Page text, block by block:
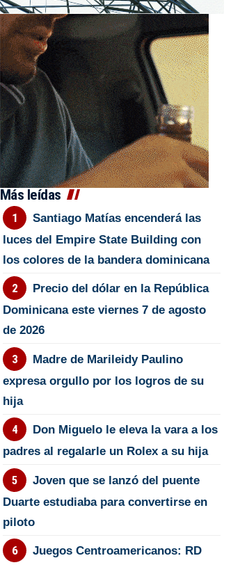
Más leídas
Santiago Matías encenderá las
luces del Empire State Building con
los colores de la bandera dominicana
Precio del dólar en la República
Dominicana este viernes 7 de agosto
de 2026
Madre de Marileidy Paulino
expresa orgullo por los logros de su
hija
Don Miguelo le eleva la vara a los
padres al regalarle un Rolex a su hija
Joven que se lanzó del puente
Duarte estudiaba para convertirse en
piloto
Juegos Centroamericanos: RD